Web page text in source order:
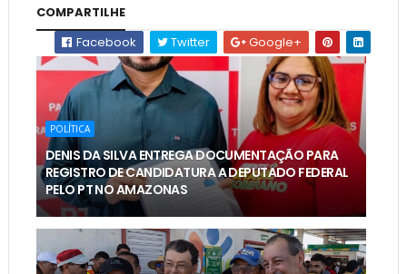
COMPARTILHE
Facebook
Twitter Google+
POLÍTICA
DENIS DA SILVA ENTREGA DOCUMENTAÇÃO PARA
REGISTRO DE CANDIDATURA A DEPUTADO FEDERAL
PELO PT NO AMAZONAS